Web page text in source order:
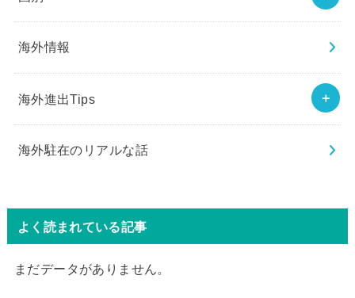
海外情報
海外進出Tips
海外駐在のリアルな話
よく読まれている記事
まだデータがありません。